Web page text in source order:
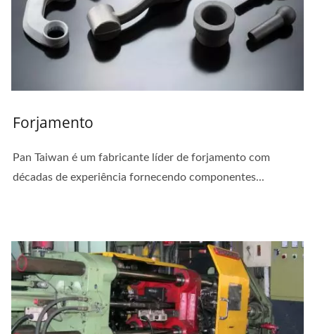
Forjamento
Pan Taiwan é um fabricante líder de forjamento com
décadas de experiência fornecendo componentes...